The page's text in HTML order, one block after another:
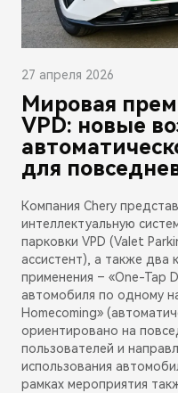
27 апреля 2026
Мировая
VPD: новые
для
Компания Chery
интеллектуальную
парковки VPD (Valet
ассистент), а также два
применения – «One-Tap
автомобиля по одному
Homecoming»
ориентировано на
пользователей и
использования
рамках мероприятия